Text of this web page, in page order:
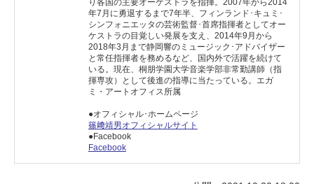
り各国の主要オーケストラを指揮。2007年から2014
年7月に勇退するまで7年半、フィンランド･キュミ･
シンフォニエッタの芸術監督･首席指揮者としてオー
ケストラの目覚しい発展を支え、2014年9月から
2018年3月まで静岡響のミュージック･アドバイザー
と常任指揮者を務めるなど、国内外で活躍を続けて
いる。現在、桐朋学園大学音楽学部非常勤講師（指
揮専攻）として後進の指導に当たっている。エガ
ミ・アートオフィス所属
●オフィシャル･ホームページ
篠﨑靖男オフィシャルサイト
●Facebook
Facebook